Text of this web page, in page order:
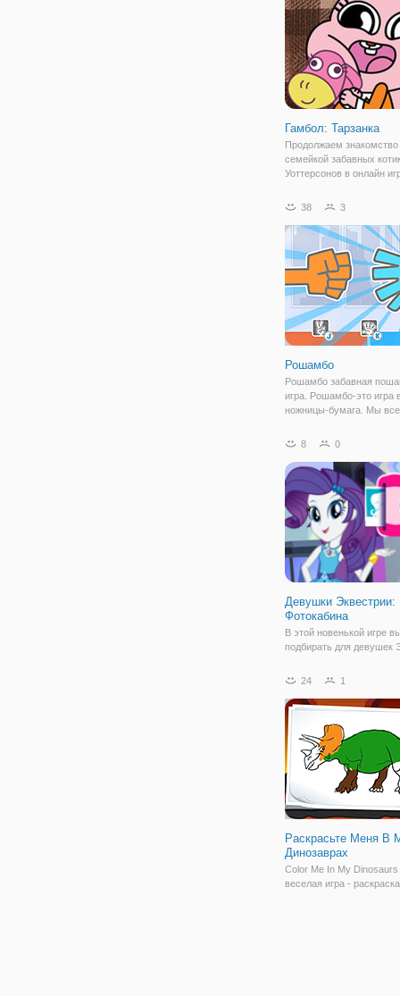
любят мясо, а веганы
Гамбол: Тарзанка
Продолжаем знакомство
семейкой забавных
Уоттерсонов в онлайн
поближе узнаете про
которая, как и ее брат,
оказывается в
38 3
Рошамбо
Рошамбо забавная
игра. Рошамбо-это игра
ножницы-бумага. Мы
ножницы-бумага". У нас
Выберите 1 игрока, если
играть с
8 0
Девушки Эквестрии:
Фотокабина
В этой новенькой игре
подбирать для девушек
внешность. Дело в том,
на себе новую
которой можно сделать
красивые
24 1
Раскрасьте Меня В
Динозаврах
Color Me In My Dinosaurs
веселая игра -